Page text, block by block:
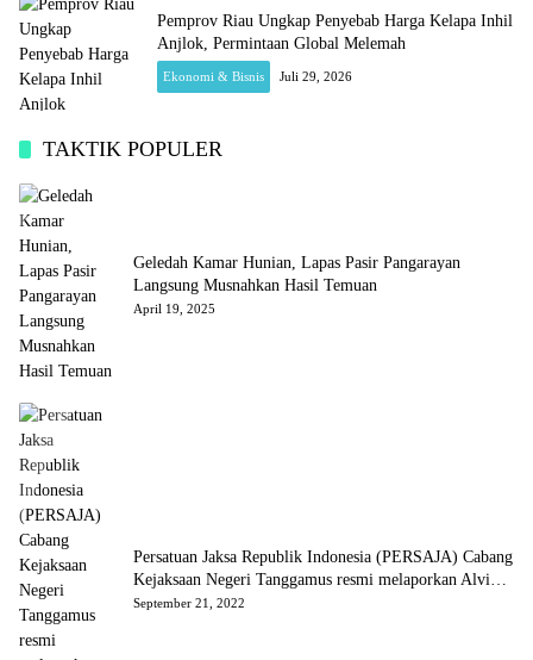
Pemprov Riau Ungkap Penyebab Harga Kelapa Inhil
Anjlok, Permintaan Global Melemah
Ekonomi & Bisnis Juli 29, 2026
TAKTIK POPULER
Geledah Kamar Hunian, Lapas Pasir Pangarayan
Langsung Musnahkan Hasil Temuan
April 19, 2025
Persatuan Jaksa Republik Indonesia (PERSAJA) Cabang
Kejaksaan Negeri Tanggamus resmi melaporkan Alvin
Lim ke Polres Tanggamus
September 21, 2022